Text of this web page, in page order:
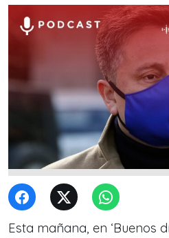
Esta mañana, en ‘Buenos